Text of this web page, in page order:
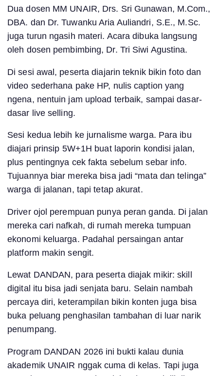
Dua dosen MM UNAIR, Drs. Sri Gunawan, M.Com.,
DBA. dan Dr. Tuwanku Aria Auliandri, S.E., M.Sc.
juga turun ngasih materi. Acara dibuka langsung
oleh dosen pembimbing, Dr. Tri Siwi Agustina.
Di sesi awal, peserta diajarin teknik bikin foto dan
video sederhana pake HP, nulis caption yang
ngena, nentuin jam upload terbaik, sampai dasar-
dasar live selling.
Sesi kedua lebih ke jurnalisme warga. Para ibu
diajari prinsip 5W+1H buat laporin kondisi jalan,
plus pentingnya cek fakta sebelum sebar info.
Tujuannya biar mereka bisa jadi “mata dan telinga”
warga di jalanan, tapi tetap akurat.
Driver ojol perempuan punya peran ganda. Di jalan
mereka cari nafkah, di rumah mereka tumpuan
ekonomi keluarga. Padahal persaingan antar
platform makin sengit.
Lewat DANDAN, para peserta diajak mikir: skill
digital itu bisa jadi senjata baru. Selain nambah
percaya diri, keterampilan bikin konten juga bisa
buka peluang penghasilan tambahan di luar narik
penumpang.
Program DANDAN 2026 ini bukti kalau dunia
akademik UNAIR nggak cuma di kelas. Tapi juga